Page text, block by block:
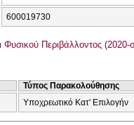
600019730
Περιβάλλοντος (2020-
Τύπος Παρακολούθησης
Υποχρεωτικό Κατ' Επιλογήν